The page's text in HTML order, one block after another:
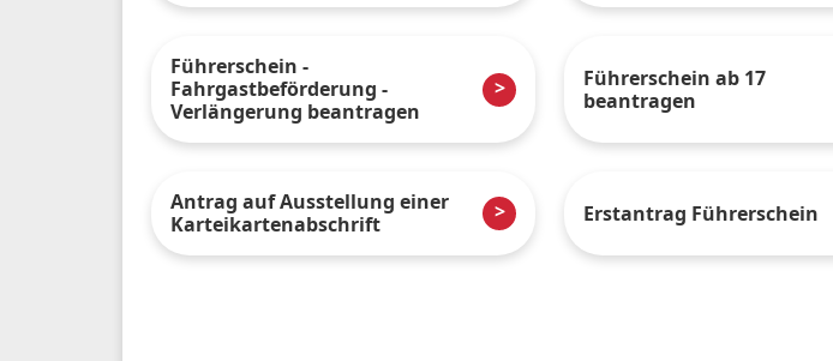
Führerschein -
Fahrgastbeförderung -
Verlängerung beantragen
Führerschein ab 17
beantragen
Antrag auf Ausstellung einer
Karteikartenabschrift
Erstantrag Führerschein